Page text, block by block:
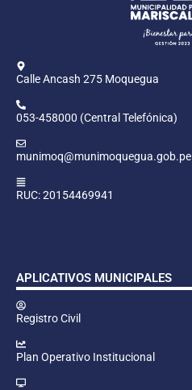
Calle Ancash 275 Moquegua
053-458000 (Central Telefónica)
munimoq@munimoquegua.gob.pe
RUC: 20154469941
APLICATIVOS MUNICIPALES
Registro Civil
Plan Operativo Institucional